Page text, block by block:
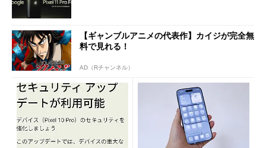
【ギャンブルアニメの代表作】カイジが完全無
料で見れる！
AD（Rチャンネル）